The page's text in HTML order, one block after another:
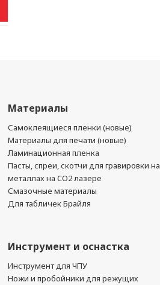
Материалы
Самоклеящиеся пленки (новые)
Материалы для печати (новые)
Ламинационная пленка
Пасты, спреи, скотчи для гравировки на
металлах на CO2 лазере
Смазочные материалы
Для табличек Брайля
Инструмент и оснастка
Инструмент для ЧПУ
Ножи и пробойники для режущих